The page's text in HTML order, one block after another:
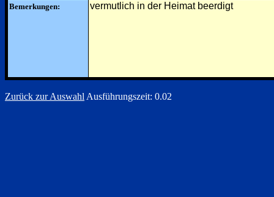
Bemerkungen: vermutlich in der Heimat beerdigt
Zurück zur Auswahl Ausführungszeit: 0.02